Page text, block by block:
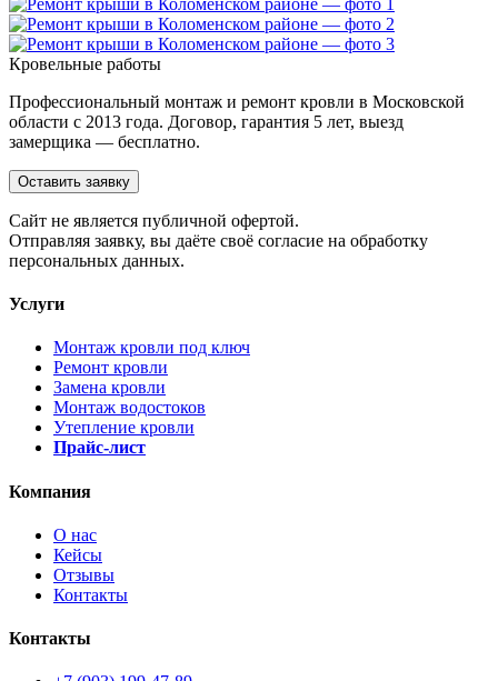
Кровельные работы
Профессиональный монтаж и ремонт кровли в Московской
области с 2013 года. Договор, гарантия 5 лет, выезд
замерщика — бесплатно.
Оставить заявку
Cайт не является публичной офертой.
Отправляя заявку, вы даёте своё согласие на обработку
персональных данных.
Услуги
Монтаж кровли под ключ
Ремонт кровли
Замена кровли
Монтаж водостоков
Утепление кровли
Прайс-лист
Компания
О нас
Кейсы
Отзывы
Контакты
Контакты